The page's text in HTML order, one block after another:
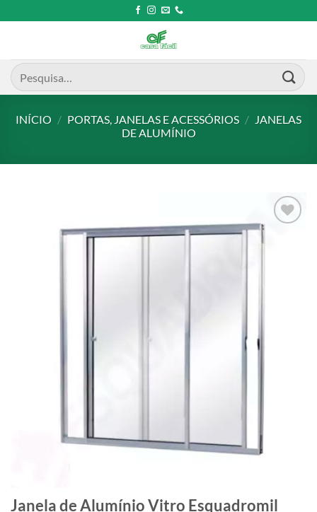
to
Pesquisar
por:
INÍCIO / PORTAS, JANELAS E ACESSÓRIOS / JANELAS
DE ALUMÍNIO
Janela de Alumínio Vitro Esquadromil